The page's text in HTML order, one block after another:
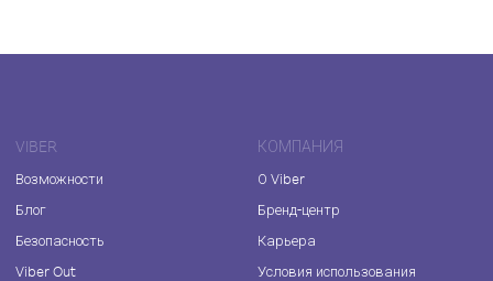
VIBER
Возможности
Блог
Безопасность
Viber Out
КОМПАНИЯ
О Viber
Бренд-центр
Карьера
Условия использования